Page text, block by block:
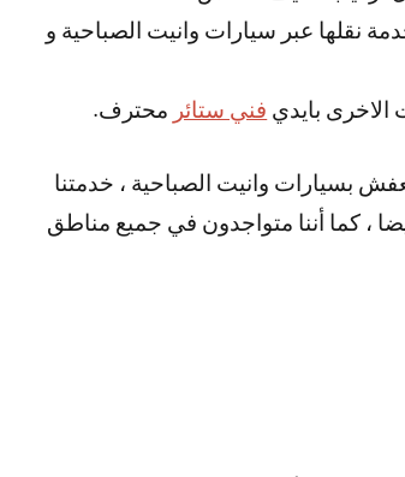
نقلها عبر سيارات وانيت الصباحية و
الاخرى بايدي فني ستائر محترف.
بسيارات وانيت الصباحية ، خدمتنا
أيضا ، كما أننا متواجدون في جميع مناطق